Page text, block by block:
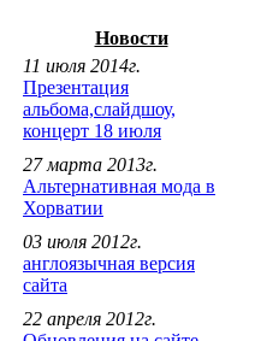
Новости
11 июля 2014г.
Презентация
альбома,слайдшоу,
концерт 18 июля
27 марта 2013г.
Альтернативная мода в
Хорватии
03 июля 2012г.
англоязычная версия
сайта
22 апреля 2012г.